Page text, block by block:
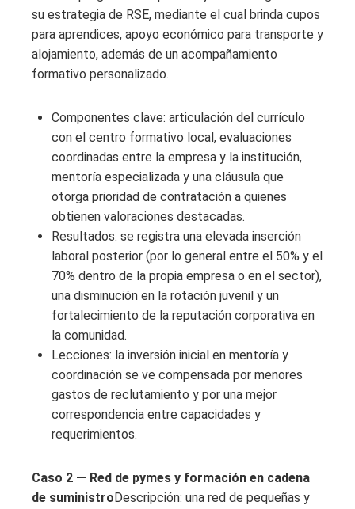
su estrategia de RSE, mediante el cual brinda cupos
para aprendices, apoyo económico para transporte y
alojamiento, además de un acompañamiento
formativo personalizado.
Componentes clave: articulación del currículo
con el centro formativo local, evaluaciones
coordinadas entre la empresa y la institución,
mentoría especializada y una cláusula que
otorga prioridad de contratación a quienes
obtienen valoraciones destacadas.
Resultados: se registra una elevada inserción
laboral posterior (por lo general entre el 50% y el
70% dentro de la propia empresa o en el sector),
una disminución en la rotación juvenil y un
fortalecimiento de la reputación corporativa en
la comunidad.
Lecciones: la inversión inicial en mentoría y
coordinación se ve compensada por menores
gastos de reclutamiento y por una mejor
correspondencia entre capacidades y
requerimientos.
Caso 2 — Red de pymes y formación en cadena
de suministro Descripción: una red de pequeñas y